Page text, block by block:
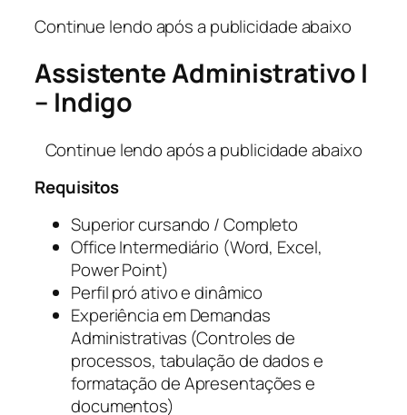
Continue lendo após a publicidade abaixo
Assistente Administrativo I
– Indigo
Continue lendo após a publicidade abaixo
Requisitos
Superior cursando / Completo
Office Intermediário (Word, Excel,
Power Point)
Perfil pró ativo e dinâmico
Experiência em Demandas
Administrativas (Controles de
processos, tabulação de dados e
formatação de Apresentações e
documentos)